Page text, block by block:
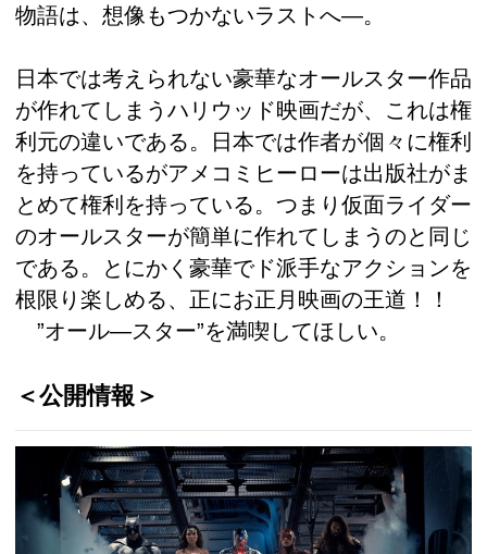
物語は、想像もつかないラストへ―。
日本では考えられない豪華なオールスター作品
が作れてしまうハリウッド映画だが、これは権
利元の違いである。日本では作者が個々に権利
を持っているがアメコミヒーローは出版社がま
とめて権利を持っている。つまり仮面ライダー
のオールスターが簡単に作れてしまうのと同じ
である。とにかく豪華でド派手なアクションを
根限り楽しめる、正にお正月映画の王道！！
”オール―スター”を満喫してほしい。
＜公開情報＞